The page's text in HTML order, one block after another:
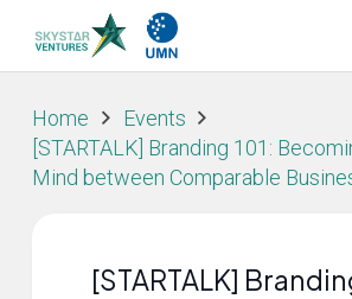
Home
Events
[STARTALK] Branding 101:
Mind between Comparable
[STARTALK]